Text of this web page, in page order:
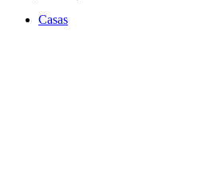
Casas